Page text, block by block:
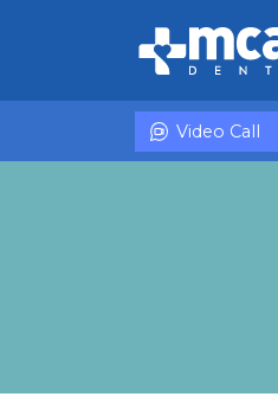
Video Call